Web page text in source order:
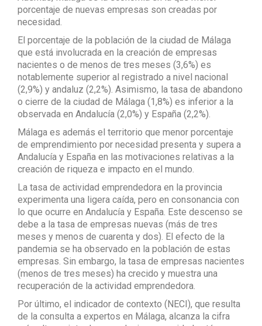
porcentaje de nuevas empresas son creadas por
necesidad.
El porcentaje de la población de la ciudad de Málaga
que está involucrada en la creación de empresas
nacientes o de menos de tres meses (3,6%) es
notablemente superior al registrado a nivel nacional
(2,9%) y andaluz (2,2%). Asimismo, la tasa de abandono
o cierre de la ciudad de Málaga (1,8%) es inferior a la
observada en Andalucía (2,0%) y España (2,2%).
Málaga es además el territorio que menor porcentaje
de emprendimiento por necesidad presenta y supera a
Andalucía y España en las motivaciones relativas a la
creación de riqueza e impacto en el mundo.
La tasa de actividad emprendedora en la provincia
experimenta una ligera caída, pero en consonancia con
lo que ocurre en Andalucía y España. Este descenso se
debe a la tasa de empresas nuevas (más de tres
meses y menos de cuarenta y dos). El efecto de la
pandemia se ha observado en la población de estas
empresas. Sin embargo, la tasa de empresas nacientes
(menos de tres meses) ha crecido y muestra una
recuperación de la actividad emprendedora.
Por último, el indicador de contexto (NECI), que resulta
de la consulta a expertos en Málaga, alcanza la cifra